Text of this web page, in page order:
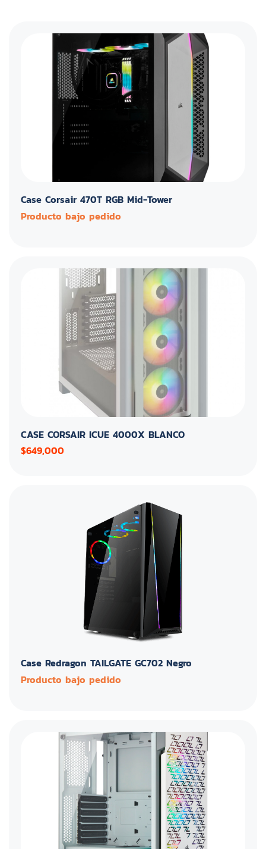
Case Corsair 470T RGB Mid-Tower
Producto bajo pedido
CASE CORSAIR ICUE 4000X BLANCO
$649,000
Case Redragon TAILGATE GC702 Negro
Producto bajo pedido